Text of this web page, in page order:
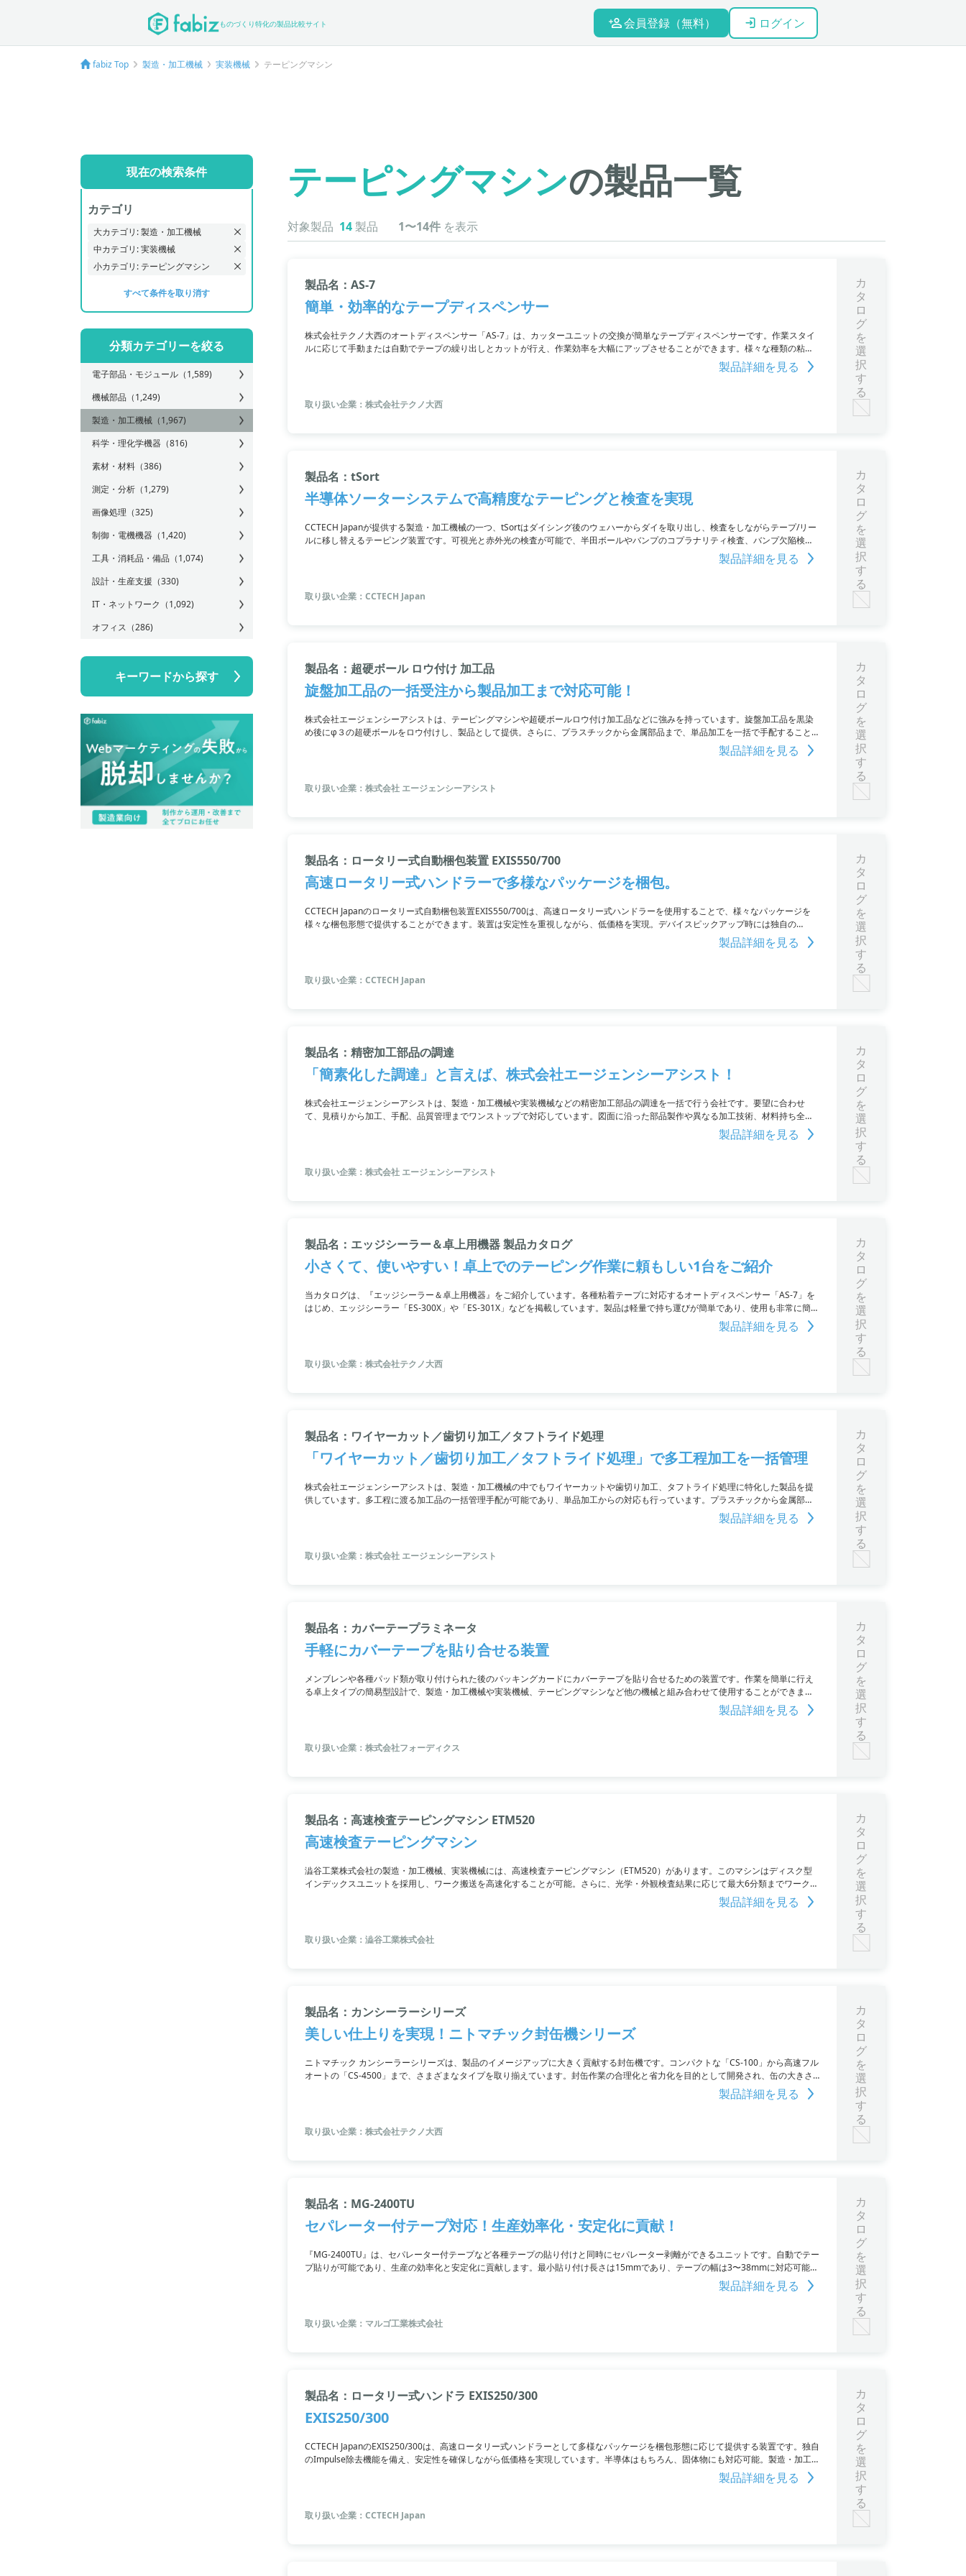
ものづくり特化の製品比較サイト 会員登録（無料） ログイン
fabiz Top 製造・加工機械 実装機械 テーピングマシン
現在の検索条件
カテゴリ
大カテゴリ: 製造・加工機械
中カテゴリ: 実装機械
小カテゴリ: テーピングマシン
すべて条件を取り消す
分類カテゴリーを絞る
電子部品・モジュール （1,589)
機械部品 （1,249)
製造・加工機械 （1,967)
科学・理化学機器 （816)
素材・材料 （386)
測定・分析 （1,279)
画像処理 （325)
制御・電機機器 （1,420)
工具・消耗品・備品 （1,074)
設計・生産支援 （330)
IT・ネットワーク （1,092)
オフィス （286)
キーワードから探す
テーピングマシンの製品一覧
対象製品 14 製品 1〜14件 を表示
製品名：AS-7
簡単・効率的なテープディスペンサー
株式会社テクノ大西のオートディスペンサー「AS-7」は、カッターユニットの交換が簡単なテープディスペンサーです。作業スタイ
ルに応じて手動または自動でテープの繰り出しとカットが行え、作業効率を大幅にアップさせることができます。様々な種類の粘着
テープに対応し、コンパクトかつ軽量な設計なので場所を選ばず移動も容易。必要な長さでのテープ使用やカットが簡単に行えるた
め、製造・加工業界での利用に最適です。さらに、各種オプションとの組み合わせにより、幅広いニーズに対応することができま
製品詳細を見る
取り扱い企業：株式会社テクノ大西
カ
タ
ロ
グ
を
選
択
す
る
製品名：tSort
半導体ソーターシステムで高精度なテーピングと検査を実現
CCTECH Japanが提供する製造・加工機械の一つ、tSortはダイシング後のウェハーからダイを取り出し、検査をしながらテープ/リー
ルに移し替えるテーピング装置です。可視光と赤外光の検査が可能で、半田ボールやバンプのコプラナリティ検査、バンプ欠陥検
出、IRや赤外線による外観検査など、幅広い検査項目をカバーしています。さらに、切り込みウェハーやフィルムフレームにも対応
し、JEDEC規格やキャニスタにも対応。高いスループットの40,000 pphを実現し、製品の品質向上と生産性の向上が期待できます。
製品詳細を見る
取り扱い企業：CCTECH Japan
カ
タ
ロ
グ
を
選
択
す
る
製品名：超硬ボール ロウ付け 加工品
旋盤加工品の一括受注から製品加工まで対応可能！
株式会社エージェンシーアシストは、テーピングマシンや超硬ボールロウ付け加工品などに強みを持っています。旋盤加工品を黒染
め後にφ３の超硬ボールをロウ付けし、製品として提供。さらに、プラスチックから金属部品まで、単品加工を一括で手配すること
も可能です。詳細な情報は公式サイトまたはカタログをご参照ください。ご不明な点があれば、お気軽にお問い合わせをお願いしま
製品詳細を見る
取り扱い企業：株式会社 エージェンシーアシスト
カ
タ
ロ
グ
を
選
択
す
る
製品名：ロータリー式自動梱包装置 EXIS550/700
高速ロータリー式ハンドラーで多様なパッケージを梱包。
CCTECH Japanのロータリー式自動梱包装置EXIS550/700は、高速ロータリー式ハンドラーを使用することで、様々なパッケージを
様々な梱包形態で提供することができます。装置は安定性を重視しながら、低価格を実現。デバイスピックアップ時には独自の
製品詳細を見る
取り扱い企業：CCTECH Japan
カ
タ
ロ
グ
を
選
択
す
る
製品名：精密加工部品の調達
「簡素化した調達」と言えば、株式会社エージェンシーアシスト！
株式会社エージェンシーアシストは、製造・加工機械や実装機械などの精密加工部品の調達を一括で行う会社です。要望に合わせ
て、見積りから加工、手配、品質管理までワンストップで対応しています。図面に沿った部品製作や異なる加工技術、材料持ち全加
工なども可能。納品までの流れはスムーズで、最終検査による品質保証も行っています。調達を簡素化し、手間を減らしたい方にお
製品詳細を見る
取り扱い企業：株式会社 エージェンシーアシスト
カ
タ
ロ
グ
を
選
択
す
る
製品名：エッジシーラー＆卓上用機器 製品カタログ
小さくて、使いやすい！卓上でのテーピング作業に頼もしい1台をご紹介
当カタログは、『エッジシーラー＆卓上用機器』をご紹介しています。各種粘着テープに対応するオートディスペンサー「AS-7」を
はじめ、エッジシーラー「ES-300X」や「ES-301X」などを掲載しています。製品は軽量で持ち運びが簡単であり、使用も非常に簡単
です。また、フルオートタイプのエッジシーラーも受注生産できます。製品を選ぶ際には、是非ご活用ください。製品詳細を見る
取り扱い企業：株式会社テクノ大西
カ
タ
ロ
グ
を
選
択
す
る
製品名：ワイヤーカット／歯切り加工／タフトライド処理
「ワイヤーカット／歯切り加工／タフトライド処理」で多工程加工を一括管理
株式会社エージェンシーアシストは、製造・加工機械の中でもワイヤーカットや歯切り加工、タフトライド処理に特化した製品を提
供しています。多工程に渡る加工品の一括管理手配が可能であり、単品加工からの対応も行っています。プラスチックから金属部品
製品詳細を見る
取り扱い企業：株式会社 エージェンシーアシスト
カ
タ
ロ
グ
を
選
択
す
る
製品名：カバーテープラミネータ
手軽にカバーテープを貼り合せる装置
メンブレンや各種パッド類が取り付けられた後のバッキングカードにカバーテープを貼り合せるための装置です。作業を簡単に行え
る卓上タイプの簡易型設計で、製造・加工機械や実装機械、テーピングマシンなど他の機械と組み合わせて使用することができま
製品詳細を見る
取り扱い企業：株式会社フォーディクス
カ
タ
ロ
グ
を
選
択
す
る
製品名：高速検査テーピングマシン ETM520
高速検査テーピングマシン
澁谷工業株式会社の製造・加工機械、実装機械には、高速検査テーピングマシン（ETM520）があります。このマシンはディスク型
インデックスユニットを採用し、ワーク搬送を高速化することが可能。さらに、光学・外観検査結果に応じて最大6分類までワークを
分類できる特徴や、不良ワークの排出と良品ワークの再挿入を自動で行う自動リペア機能を搭載しています。生産性に優れたテーピ
製品詳細を見る
取り扱い企業：澁谷工業株式会社
カ
タ
ロ
グ
を
選
択
す
る
製品名：カンシーラーシリーズ
美しい仕上りを実現！ニトマチック封缶機シリーズ
ニトマチック カンシーラーシリーズは、製品のイメージアップに大きく貢献する封缶機です。コンパクトな「CS-100」から高速フル
オートの「CS-4500」まで、さまざまなタイプを取り揃えています。封缶作業の合理化と省力化を目的として開発され、缶の大きさ
製品詳細を見る
取り扱い企業：株式会社テクノ大西
カ
タ
ロ
グ
を
選
択
す
る
製品名：MG-2400TU
セパレーター付テープ対応！生産効率化・安定化に貢献！
『MG-2400TU』は、セパレーター付テープなど各種テープの貼り付けと同時にセパレーター剥離ができるユニットです。自動でテー
プ貼りが可能であり、生産の効率化と安定化に貢献します。最小貼り付け長さは15mmであり、テープの幅は3〜38mmに対応可能で
製品詳細を見る
取り扱い企業：マルゴ工業株式会社
カ
タ
ロ
グ
を
選
択
す
る
製品名：ロータリー式ハンドラ EXIS250/300
EXIS250/300
CCTECH JapanのEXIS250/300は、高速ロータリー式ハンドラーとして多様なパッケージを梱包形態に応じて提供する装置です。独自
のImpulse除去機能を備え、安定性を確保しながら低価格を実現しています。半導体はもちろん、固体物にも対応可能。製造・加工
製品詳細を見る
取り扱い企業：CCTECH Japan
カ
タ
ロ
グ
を
選
択
す
る